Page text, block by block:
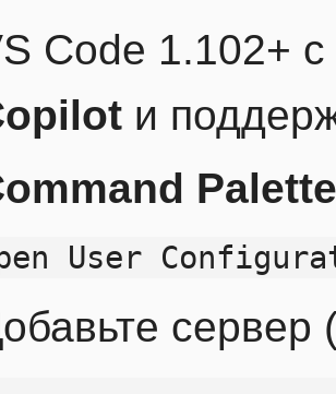
Code 1.102+
и
Palette
User
сервер